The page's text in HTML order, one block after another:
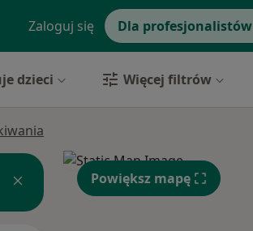
Zaloguj się Dla profesjonalistów
dzieci Więcej filtrów
Powiększ mapę